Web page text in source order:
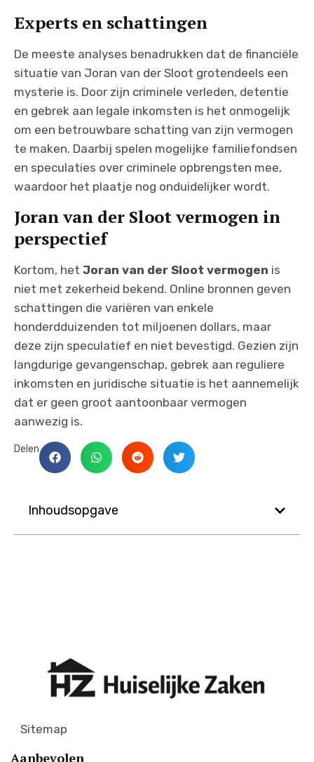
Experts en schattingen
De meeste analyses benadrukken dat de financiële
situatie van Joran van der Sloot grotendeels een
mysterie is. Door zijn criminele verleden, detentie
en gebrek aan legale inkomsten is het onmogelijk
om een betrouwbare schatting van zijn vermogen
te maken. Daarbij spelen mogelijke familiefondsen
en speculaties over criminele opbrengsten mee,
waardoor het plaatje nog onduidelijker wordt.
Joran van der Sloot vermogen in
perspectief
Kortom, het Joran van der Sloot vermogen is
niet met zekerheid bekend. Online bronnen geven
schattingen die variëren van enkele
honderdduizenden tot miljoenen dollars, maar
deze zijn speculatief en niet bevestigd. Gezien zijn
langdurige gevangenschap, gebrek aan reguliere
inkomsten en juridische situatie is het aannemelijk
dat er geen groot aantoonbaar vermogen
aanwezig is.
Delen
Inhoudsopgave
Sitemap
Aanbevolen